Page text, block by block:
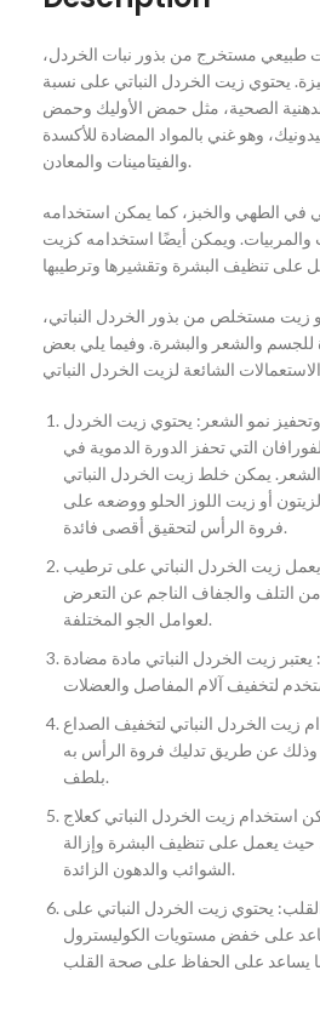
طبيعي مستخرج من بذور نبات الخردل،
يحتوي زيت الخردل النباتي على نسبة
الصحية، مثل حمض الأوليك وحمض
وهو غني بالمواد المضادة للأكسدة
والفيتامينات والمعادن.
في الطهي والخبز، كما يمكن استخدامه
ويمكن أيضًا استخدامه كزيت
زيت مستخلص من بذور الخردل النباتي،
للجسم والشعر والبشرة. وفيما يلي بعض
نمو الشعر: يحتوي زيت الخردل
التي تحفز الدورة الدموية في
يمكن خلط زيت الخردل النباتي
أو زيت اللوز الحلو ووضعه على
فروة الرأس لتحقيق أقصى فائدة.
زيت الخردل النباتي على ترطيب
من التلف والجفاف الناجم عن التعرض
لعوامل الجو المختلفة.
زيت الخردل النباتي مادة مضادة
زيت الخردل النباتي لتخفيف الصداع
وذلك عن طريق تدليك فروة الرأس به
بلطف.
استخدام زيت الخردل النباتي كعلاج
يعمل على تنظيف البشرة وإزالة
الشوائب والدهون الزائدة.
يحتوي زيت الخردل النباتي على
على خفض مستويات الكوليسترول